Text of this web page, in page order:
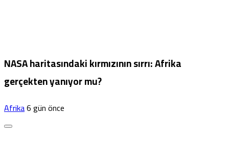
NASA haritasındaki kırmızının sırrı: Afrika
gerçekten yanıyor mu?
Afrika6 gün önce